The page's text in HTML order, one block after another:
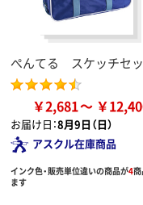
ぺんてる スケッチセ
￥2,681 ￥
お届け日：8月9日（日）
アスクル在庫商品
インク色・販売単位違いの商品が4商
ます